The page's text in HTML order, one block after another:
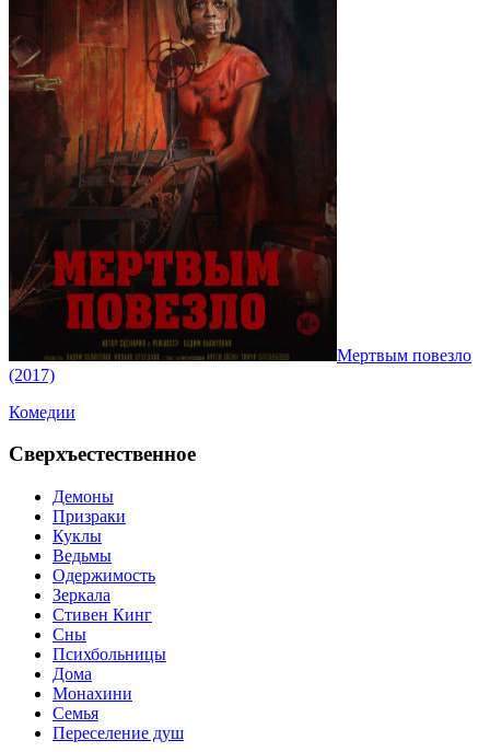
Мертвым повезло
(2017)
Комедии
Сверхъестественное
Демоны
Призраки
Куклы
Ведьмы
Одержимость
Зеркала
Стивен Кинг
Сны
Психбольницы
Дома
Монахини
Семья
Переселение душ